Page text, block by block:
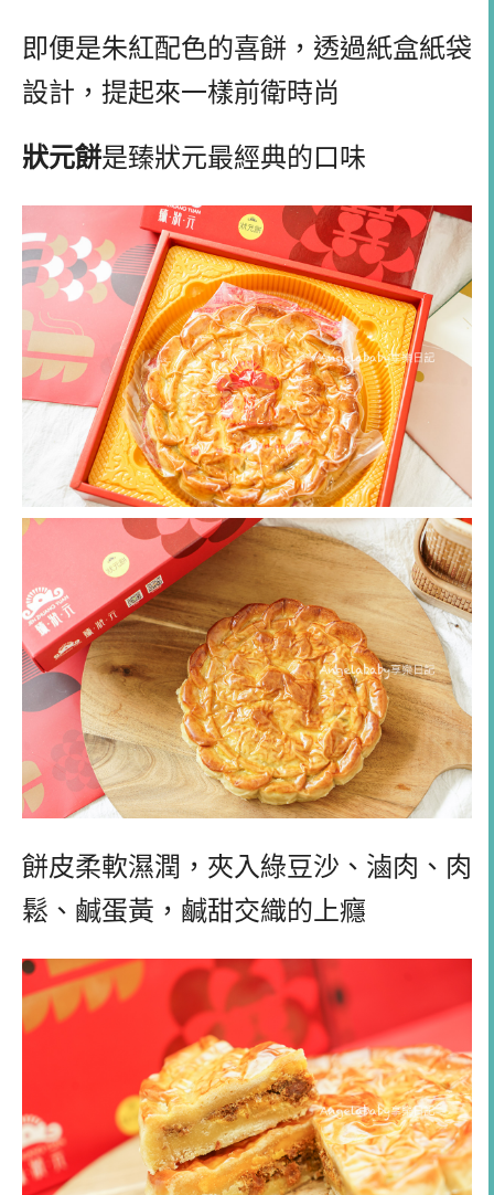
即便是朱紅配色的喜餅，透過紙盒紙袋
設計，提起來一樣前衛時尚
狀元餅是臻狀元最經典的口味
餅皮柔軟濕潤，夾入綠豆沙、滷肉、肉
鬆、鹹蛋黃，鹹甜交織的上癮